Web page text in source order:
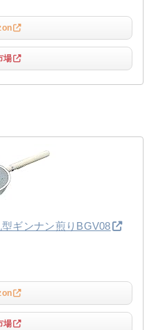
場
ギンナン煎りBGV08
場